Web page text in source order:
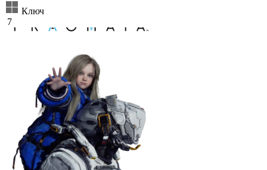
Ключ
7